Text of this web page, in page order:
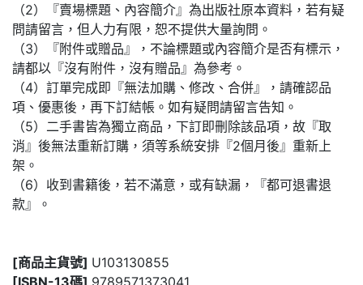
（2）『賣場標題、內容簡介』為出版社原本資料，若有疑
問請留言，但人力有限，恕不提供大量詢問。
（3）『附件或贈品』，不論標題或內容簡介是否有標示，
請都以『沒有附件，沒有贈品』為參考。
（4）訂單完成即『無法加購、修改、合併』，請確認品
項、優惠後，再下訂結帳。如有疑問請留言告知。
（5）二手書皆為獨立商品，下訂即刪除該品項，故『取
消』後無法重新訂購，須等系統安排『2個月後』重新上
架。
（6）收到書籍後，若不滿意，或有缺漏，『都可退書退
款』。
[商品主貨號] U103130855
[ISBN-13碼] 9789571373041